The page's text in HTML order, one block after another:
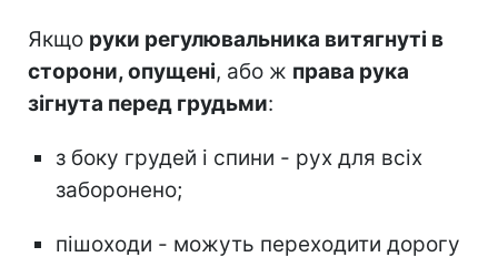
Якщо руки регулювальника витягнуті в
сторони, опущені, або ж права рука
зігнута перед грудьми:
з боку грудей і спини - рух для всіх
заборонено;
пішоходи - можуть переходити дорогу